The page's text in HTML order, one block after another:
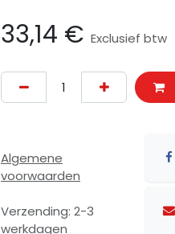
33,14 € Exclusief btw
Algemene
voorwaarden
Verzending: 2-3
werkdagen